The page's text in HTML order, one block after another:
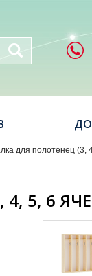
для полотенец (3,
5, 6